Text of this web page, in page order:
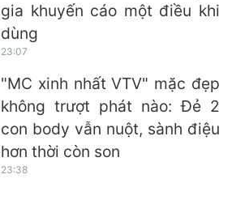
gia khuyến cáo một điều khi
dùng
23:07
"MC xinh nhất VTV" mặc đẹp
không trượt phát nào: Đẻ 2
con body vẫn nuột, sành điệu
hơn thời còn son
23:38